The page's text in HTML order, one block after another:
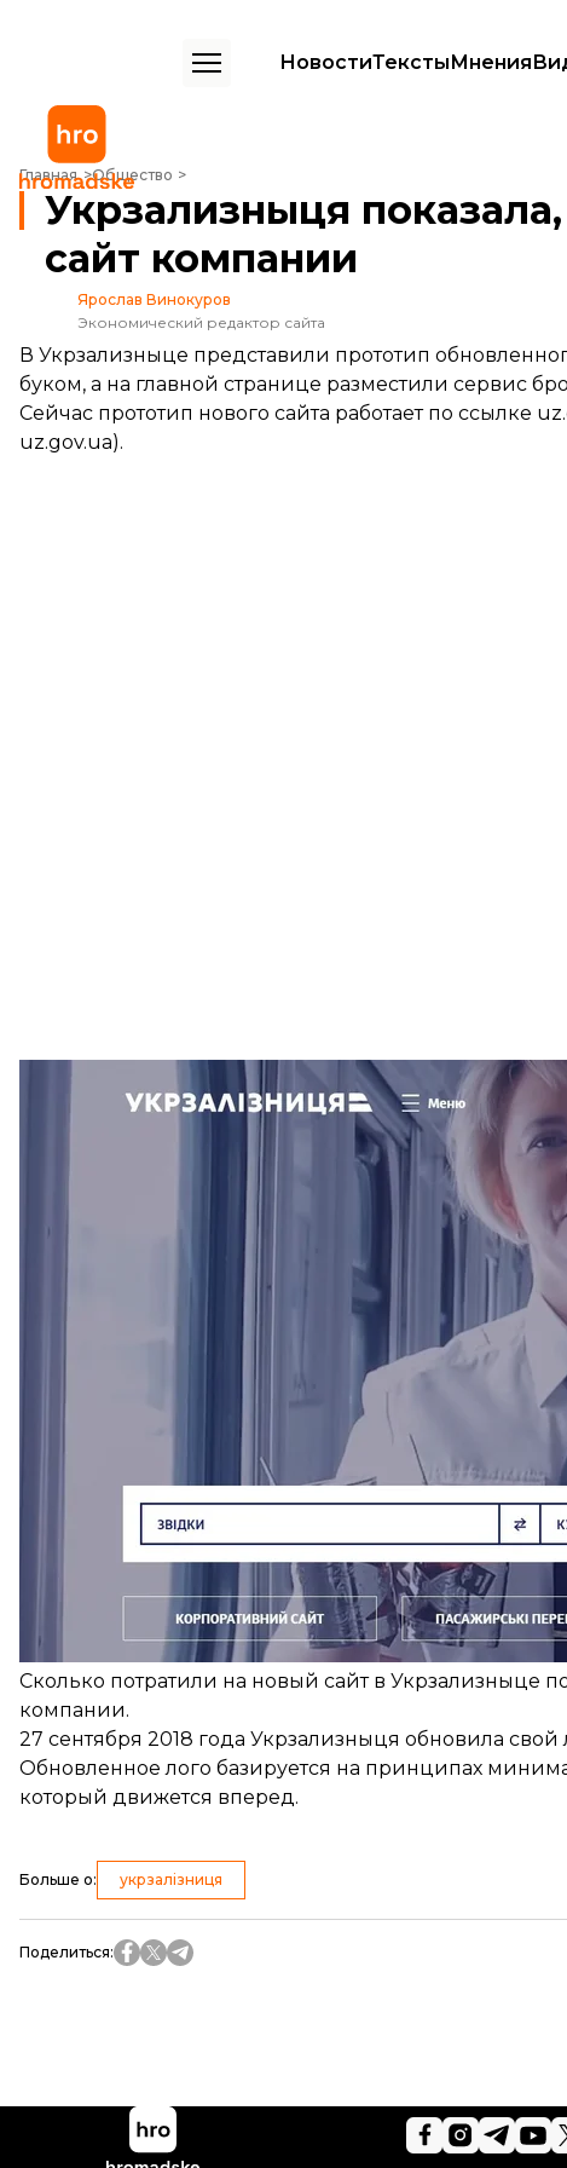
НовостиТекстыМнения
Главная Общество
Укрзализныця показала, как будет выглядеть обновленный сайт
Укрзализныця
сайт компании
Ярослав Винокуров
Экономический редактор сайта
В Укрзализныце представили прототип
буком, а на главной странице разместили сервис
Сейчас прототип нового сайта работает по ссылке
uz.gov.ua).
Скриншот
в пресс-службе компании,
«Все сервисы будут сгруппированы по четким и
обратную связь. Наши клиенты должны
понятной и удобной», — сообщил член правления
Сейчас обновленный сайт УЗ еще дорабатывается,
грузоперевозчиков и других пользователей.
удобства пользования.
Сколько потратили на новый сайт в Укрзализныце
компании.
27 сентября 2018 года Укрзализныця обновила свой
Обновленное лого базируется на принципах
который движется вперед.
Больше о: укрзалізниця
Поделиться: